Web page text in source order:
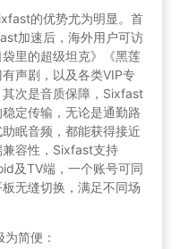
的优势尤为明显。首
加速后，海外用户可访
里的超级坦克》《黑莲
声剧，以及各类VIP专
次是音质保障，Sixfast
定传输，无论是通勤路
眠音频，都能获得接近
容性，Sixfast支持
及TV端，一个账号可同
无缝切换，满足不同场
简便：